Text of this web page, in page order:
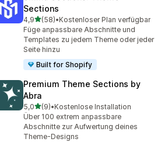
Sections
4,9von 5 Sternen
(58)
58 Rezensionen insgesamt
•Kostenloser Plan verfügbar
Füge anpassbare Abschnitte und
Templates zu jedem Theme oder jeder
Seite hinzu
Built for Shopify
Premium Theme Sections by
Abra
5,0von 5 Sternen
(9)
9 Rezensionen insgesamt
•Kostenlose Installation
Über 100 extrem anpassbare
Abschnitte zur Aufwertung deines
Theme-Designs